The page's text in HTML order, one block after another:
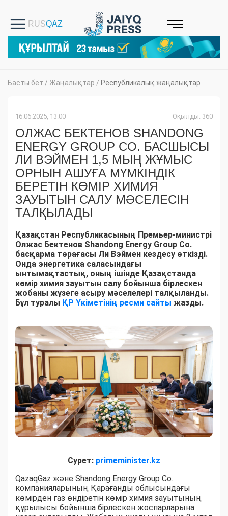
Басты бет / Жаңалықтар / Республикалық жаңалықтар
16.06.2025, 13:00 Оқылды: 360
ОЛЖАС БЕКТЕНОВ SHANDONG
ENERGY GROUP CO. БАСШЫСЫ
ЛИ ВЭЙМЕН 1,5 МЫҢ ЖҰМЫС
ОРНЫН АШУҒА МҮМКІНДІК
БЕРЕТІН КӨМІР ХИМИЯ
ЗАУЫТЫН САЛУ МӘСЕЛЕСІН
ТАЛҚЫЛАДЫ
Қазақстан Республикасының Премьер-министрі
Олжас Бектенов Shandong Energy Group Co.
басқарма төрағасы Ли Вэймен кездесу өткізді.
Онда энергетика саласындағы
ынтымақтастық, оның ішінде Қазақстанда
көмір химия зауытын салу бойынша бірлескен
жобаны жүзеге асыру мәселелері талқыланды.
Бұл туралы ҚР Үкіметінің ресми сайты жазды.
Сурет: primeminister.kz
QazaqGaz және Shandong Energy Group Co.
компанияларының Қарағанды облысындағы
көмірден газ өндіретін көмір химия зауытының
құрылысы бойынша бірлескен жоспарларына